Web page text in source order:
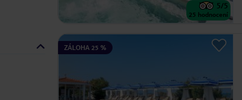
5/5
25 hodnocení
ZÁLOHA 25 %